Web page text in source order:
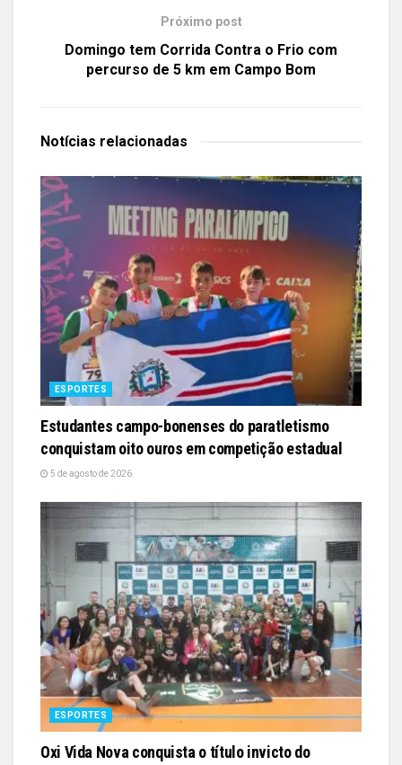
Próximo post
Domingo tem Corrida Contra o Frio com
percurso de 5 km em Campo Bom
Notícias relacionadas
ESPORTES
Estudantes campo-bonenses do paratletismo
conquistam oito ouros em competição estadual
5 de agosto de 2026
ESPORTES
Oxi Vida Nova conquista o título invicto do